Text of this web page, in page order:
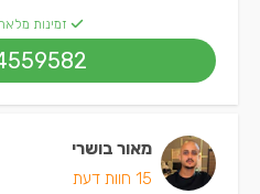
זמינות
מאור בושרי
15 חוות דעת